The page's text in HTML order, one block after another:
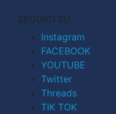
SEGUICI SU
Instagram
FACEBOOK
YOUTUBE
Twitter
Threads
TIK TOK